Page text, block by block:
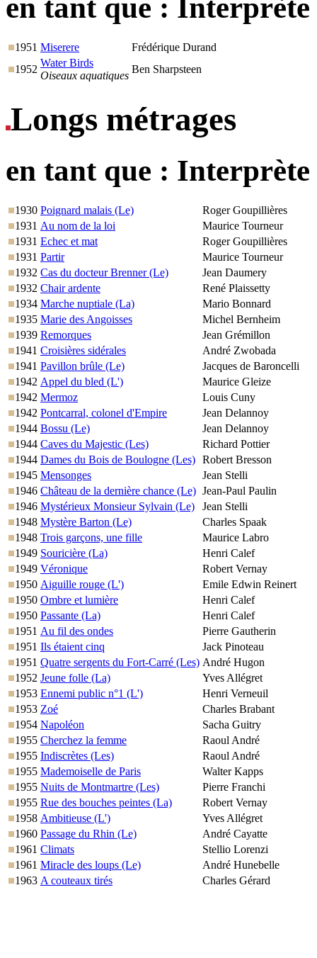
en tant que : Interprète
1951 Miserere
Frédérique Durand
1952
Water Birds
Oiseaux aquatiques
Ben Sharpsteen
Longs métrages
en tant que : Interprète
1930 Poignard malais (Le)
Roger Goupillières
1931 Au nom de la loi
Maurice Tourneur
1931 Echec et mat
Roger Goupillières
1931 Partir
Maurice Tourneur
1932 Cas du docteur Brenner (Le)
Jean Daumery
1932 Chair ardente
René Plaissetty
1934 Marche nuptiale (La)
Mario Bonnard
1935 Marie des Angoisses
Michel Bernheim
1939 Remorques
Jean Grémillon
1941 Croisières sidérales
André Zwobada
1941 Pavillon brûle (Le)
Jacques de Baroncelli
1942 Appel du bled (L')
Maurice Gleize
1942 Mermoz
Louis Cuny
1942 Pontcarral, colonel d'Empire
Jean Delannoy
1944 Bossu (Le)
Jean Delannoy
1944 Caves du Majestic (Les)
Richard Pottier
1944 Dames du Bois de Boulogne (Les) Robert Bresson
1945 Mensonges
Jean Stelli
1946 Château de la dernière chance (Le) Jean-Paul Paulin
1946 Mystérieux Monsieur Sylvain (Le)
Jean Stelli
1948 Mystère Barton (Le)
Charles Spaak
1948 Trois garçons, une fille
Maurice Labro
1949 Souricière (La)
Henri Calef
1949 Véronique
Robert Vernay
1950 Aiguille rouge (L')
Emile Edwin Reinert
1950 Ombre et lumière
Henri Calef
1950 Passante (La)
Henri Calef
1951 Au fil des ondes
Pierre Gautherin
1951 Ils étaient cinq
Jack Pinoteau
1951 Quatre sergents du Fort-Carré (Les) André Hugon
1952 Jeune folle (La)
Yves Allégret
1953 Ennemi public n°1 (L')
Henri Verneuil
1953 Zoé
Charles Brabant
1954 Napoléon
Sacha Guitry
1955 Cherchez la femme
Raoul André
1955 Indiscrètes (Les)
Raoul André
1955 Mademoiselle de Paris
Walter Kapps
1955 Nuits de Montmartre (Les)
Pierre Franchi
1955 Rue des bouches peintes (La)
Robert Vernay
1958 Ambitieuse (L')
Yves Allégret
1960 Passage du Rhin (Le)
André Cayatte
1961 Climats
Stellio Lorenzi
1961 Miracle des loups (Le)
André Hunebelle
1963 A couteaux tirés Charles Gérard